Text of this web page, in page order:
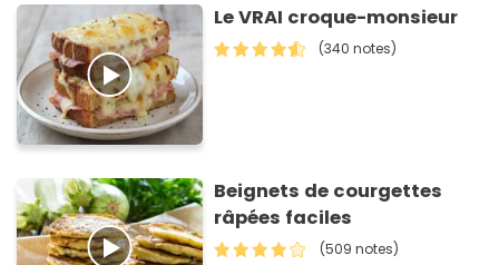
Le VRAI croque-monsieur
(340 notes)
Beignets de courgettes
râpées faciles
(509 notes)